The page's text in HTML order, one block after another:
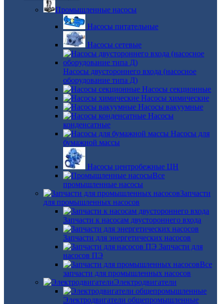
Промышленные насосы
Насосы питательные
Насосы сетевые
Насосы двустороннего входа (насосное
оборудование типа Д)
Насосы секционные
Насосы химические
Насосы вакуумные
Насосы
конденсатные
Насосы для
бумажной массы
Насосы центробежные ЦН
Все
промышленные насосы
Запчасти
для промышленных насосов
Запчасти к насосам двустороннего входа
Запчасти для энергетических насосов
Запчасти для
насосов ПЭ
Все
запчасти для промышленных насосов
Электродвигатели
Электродвигатели общепромышленные